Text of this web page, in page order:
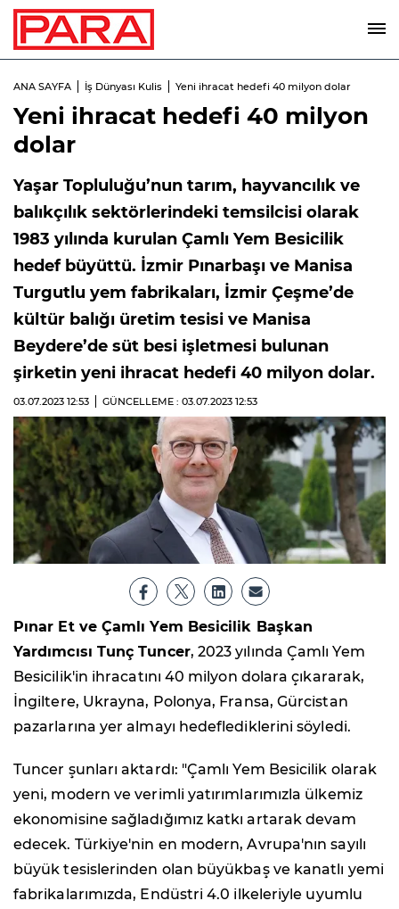
ANA SAYFA İş Dünyası Kulis Yeni ihracat hedefi 40 milyon dolar
Yeni ihracat hedefi 40 milyon
dolar
Yaşar Topluluğu’nun tarım, hayvancılık ve
balıkçılık sektörlerindeki temsilcisi olarak
1983 yılında kurulan Çamlı Yem Besicilik
hedef büyüttü. İzmir Pınarbaşı ve Manisa
Turgutlu yem fabrikaları, İzmir Çeşme’de
kültür balığı üretim tesisi ve Manisa
Beydere’de süt besi işletmesi bulunan
şirketin yeni ihracat hedefi 40 milyon dolar.
03.07.2023 12:53 GÜNCELLEME : 03.07.2023 12:53
Pınar Et ve Çamlı Yem Besicilik Başkan
Yardımcısı Tunç Tuncer, 2023 yılında Çamlı Yem
Besicilik'in ihracatını 40 milyon dolara çıkararak,
İngiltere, Ukrayna, Polonya, Fransa, Gürcistan
pazarlarına yer almayı hedeflediklerini söyledi.
Tuncer şunları aktardı: "Çamlı Yem Besicilik olarak
yeni, modern ve verimli yatırımlarımızla ülkemiz
ekonomisine sağladığımız katkı artarak devam
edecek. Türkiye'nin en modern, Avrupa'nın sayılı
büyük tesislerinden olan büyükbaş ve kanatlı yemi
fabrikalarımızda, Endüstri 4.0 ilkeleriyle uyumlu